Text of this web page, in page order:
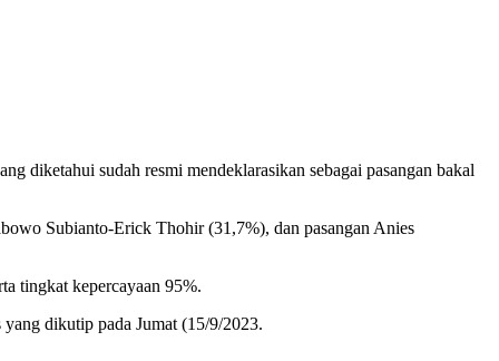
diketahui sudah resmi mendeklarasikan sebagai pasangan bakal
Subianto-Erick Thohir (31,7%), dan pasangan Anies
tingkat kepercayaan 95%.
dikutip pada Jumat (15/9/2023.